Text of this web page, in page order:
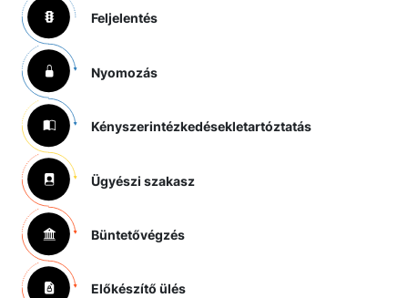
Feljelentés
Nyomozás
Kényszerintézkedésekletartóztatás
Ügyészi szakasz
Büntetővégzés
Előkészítő ülés